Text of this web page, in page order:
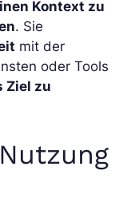
Kontext zu
. Sie
mit der
oder Tools
Ziel zu